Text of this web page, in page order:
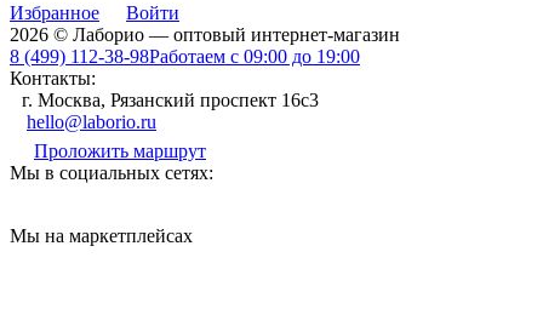
Избранное
Войти
2026 © Лаборио — оптовый интернет-магазин
8 (499) 112-38-98Работаем с 09:00 до 19:00
Контакты:
г. Москва, Рязанский проспект 16с3
hello@laborio.ru
Проложить маршрут
Мы в социальных сетях:
Мы на маркетплейсах